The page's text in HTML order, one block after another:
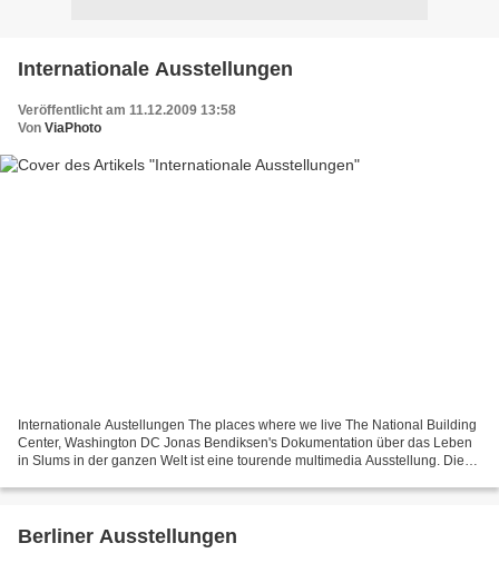
Internationale Ausstellungen
Veröffentlicht am 11.12.2009 13:58
Von ViaPhoto
Internationale Austellungen The places where we live The National Building
Center, Washington DC Jonas Bendiksen's Dokumentation über das Leben
in Slums in der ganzen Welt ist eine tourende multimedia Ausstellung. Die
Berliner Ausstellungen